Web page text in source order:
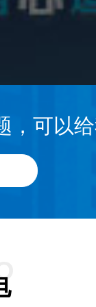
，可以